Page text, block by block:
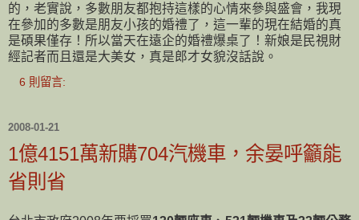
的，老實說，多數朋友都抱持這樣的心情來參與盛會，我現
在參加的多數是朋友小孩的婚禮了，這一輩的現在結婚的真
是碩果僅存！所以當天在遠企的婚禮爆桌了！新娘是民視財
經記者而且還是大美女，真是郎才女貌沒話說。
6 則留言:
2008-01-21
1億4151萬新購704汽機車，余晏呼籲能
省則省